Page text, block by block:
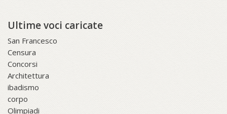
Ultime voci caricate
San Francesco
Censura
Concorsi
Architettura
ibadismo
corpo
Olimpiadi